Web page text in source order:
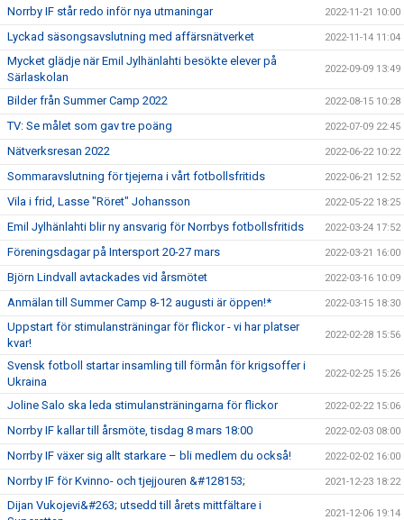
Norrby IF står redo inför nya utmaningar 2022-11-21 10:00
Lyckad säsongsavslutning med affärsnätverket 2022-11-14 11:04
Mycket glädje när Emil Jylhänlahti besökte elever på
Särlaskolan
2022-09-09 13:49
Bilder från Summer Camp 2022 2022-08-15 10:28
TV: Se målet som gav tre poäng 2022-07-09 22:45
Nätverksresan 2022 2022-06-22 10:22
Sommaravslutning för tjejerna i vårt fotbollsfritids 2022-06-21 12:52
Vila i frid, Lasse "Röret" Johansson 2022-05-22 18:25
Emil Jylhänlahti blir ny ansvarig för Norrbys fotbollsfritids 2022-03-24 17:52
Föreningsdagar på Intersport 20-27 mars 2022-03-21 16:00
Björn Lindvall avtackades vid årsmötet 2022-03-16 10:09
Anmälan till Summer Camp 8-12 augusti är öppen!* 2022-03-15 18:30
Uppstart för stimulansträningar för flickor - vi har platser
kvar!
2022-02-28 15:56
Svensk fotboll startar insamling till förmån för krigsoffer i
Ukraina
2022-02-25 15:26
Joline Salo ska leda stimulansträningarna för flickor 2022-02-22 15:06
Norrby IF kallar till årsmöte, tisdag 8 mars 18:00 2022-02-03 08:00
Norrby IF växer sig allt starkare – bli medlem du också! 2022-02-02 16:00
Norrby IF för Kvinno- och tjejjouren &#128153; 2021-12-23 18:22
Dijan Vukojevi&#263; utsedd till årets mittfältare i
2021-12-06 19:14